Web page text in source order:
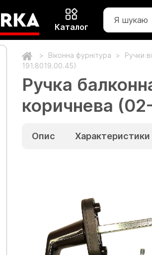
Каталог
Віконна фурнітура Ручки
191.8019.00.45)
Ручка
коричнева
Опис Характеристики